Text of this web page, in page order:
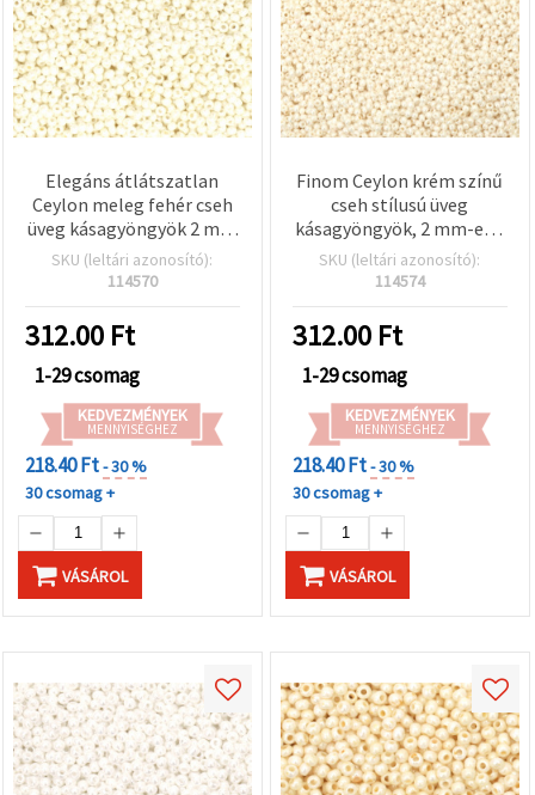
Elegáns átlátszatlan
Ceylon meleg fehér cseh
üveg kásagyöngyök 2 mm
– tökéletes
ékszerkészítéshez,
gyöngyfűzéshez – 15 g
(~2050 db)
SKU (leltári azonosító):
114570
312.00 Ft
1-29 csomag
KEDVEZMÉNYEK
MENNYISÉGHEZ
218.40 Ft- 30 %
30 csomag +
VÁSÁROL
Finom Ceylon krém színű
cseh stílusú üveg
kásagyöngyök, 2 mm-es –
tökéletes
ékszerkészítéshez,
gyöngyfűzéshez – 15 g
(kb. 2050 db)
SKU (leltári azonosító):
114574
312.00 Ft
1-29 csomag
KEDVEZMÉNYEK
MENNYISÉGHEZ
218.40 Ft- 30 %
30 csomag +
VÁSÁROL